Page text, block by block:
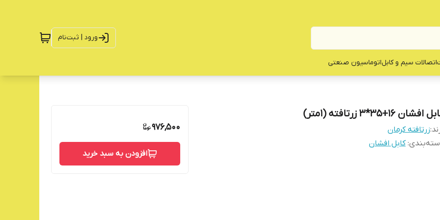
ورود | ثبت‌نام
اتصالات سیم و کابلاتوماسیون صنعتی
افشان 16+35*3 زرتافته (1متر)
زرتافته کرمان
:کابل افشان
976,500
افزودن به سبد خرید